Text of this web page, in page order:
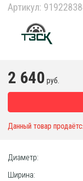
Артикул:
2 640 руб.
Данный товар
Диаметр:
Ширина: